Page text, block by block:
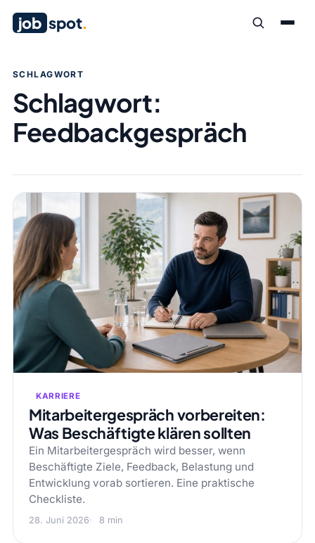
job spot.
SCHLAGWORT
Schlagwort:
Feedbackgespräch
KARRIERE
Mitarbeitergespräch vorbereiten:
Was Beschäftigte klären sollten
Ein Mitarbeitergespräch wird besser, wenn
Beschäftigte Ziele, Feedback, Belastung und
Entwicklung vorab sortieren. Eine praktische
Checkliste.
28. Juni 2026 8 min